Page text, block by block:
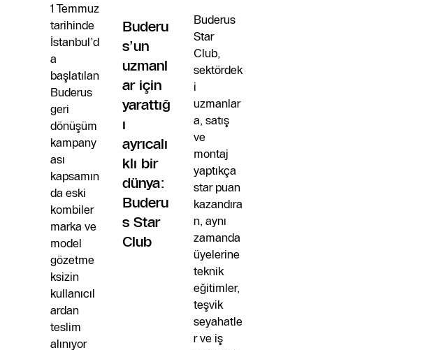
1 Temmuz
tarihinde
İstanbul’d
a
başlatılan
Buderus
geri
dönüşüm
kampany
ası
kapsamın
da eski
kombiler
marka ve
model
gözetme
ksizin
kullanıcıl
ardan
teslim
alınıyor
Buderu
s’un
uzmanl
ar için
yarattığ
ı
ayrıcalı
klı bir
dünya:
Buderu
s Star
Club
Buderus
Star
Club,
sektördek
i
uzmanlar
a, satış
ve
montaj
yaptıkça
star puan
kazandıra
n, aynı
zamanda
üyelerine
teknik
eğitimler,
teşvik
seyahatle
r ve iş